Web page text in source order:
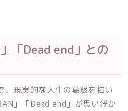
「Dead end」との
、現実的な人生の葛藤を描い
」「Dead end」が思い浮か